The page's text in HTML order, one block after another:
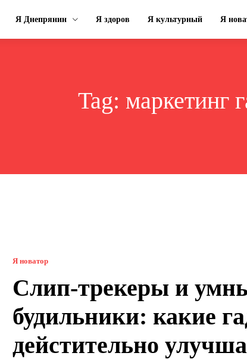
Я Днепрянин Я здоров Я культурный Я
Tag: маркетинг
Я новатор
Слип-трекеры и
будильники: какие
дейстительно